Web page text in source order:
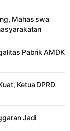
Mahasiswa
Pabrik AMDK
Ketua DPRD
Jadi